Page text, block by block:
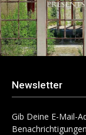
Newsletter
Gib Deine E-Mail-